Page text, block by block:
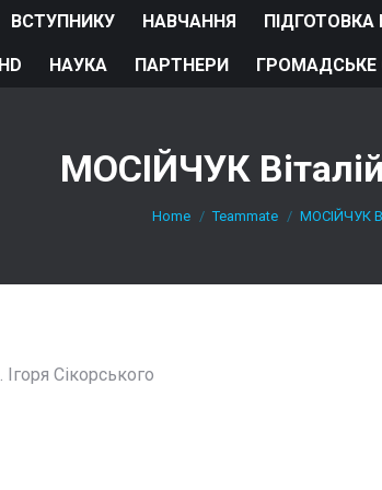
ВСТУПНИКУ НАВЧАННЯ ПІДГОТОВКА
НАУКА ПАРТНЕРИ ГРОМАДСЬКЕ
МОСІЙЧУК
Home Teammate МОСІЙЧУК
Сікорського